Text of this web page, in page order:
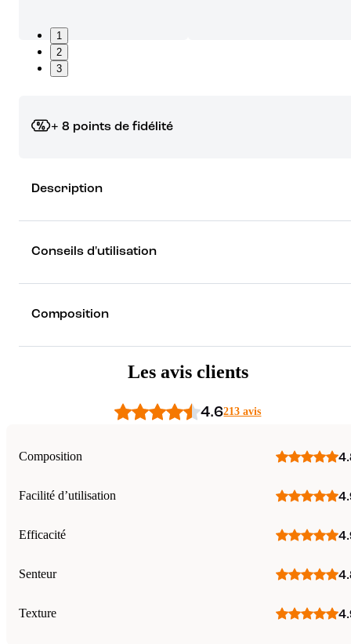
1
2
3
+ 8 points de fidélité
rêver !
Découvrez les récompenses
Description
Conseils d'utilisation
Composition
Les avis clients
4.6213 avis
Composition
Facilité d’utilisation
Efficacité
Senteur
Texture